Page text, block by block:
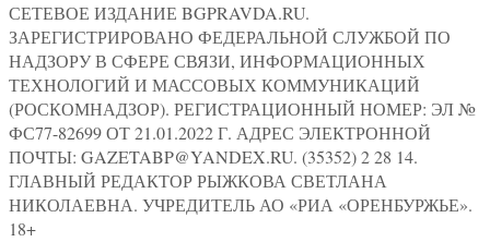
СЕТЕВОЕ ИЗДАНИЕ BGPRAVDA.RU.
ЗАРЕГИСТРИРОВАНО ФЕДЕРАЛЬНОЙ СЛУЖБОЙ ПО
НАДЗОРУ В СФЕРЕ СВЯЗИ, ИНФОРМАЦИОННЫХ
ТЕХНОЛОГИЙ И МАССОВЫХ КОММУНИКАЦИЙ
(РОСКОМНАДЗОР). РЕГИСТРАЦИОННЫЙ НОМЕР: ЭЛ №
ФС77-82699 ОТ 21.01.2022 Г. АДРЕС ЭЛЕКТРОННОЙ
ПОЧТЫ: GAZETABP@YANDEX.RU. (35352) 2 28 14.
ГЛАВНЫЙ РЕДАКТОР РЫЖКОВА СВЕТЛАНА
НИКОЛАЕВНА. УЧРЕДИТЕЛЬ АО «РИА «ОРЕНБУРЖЬЕ».
18+